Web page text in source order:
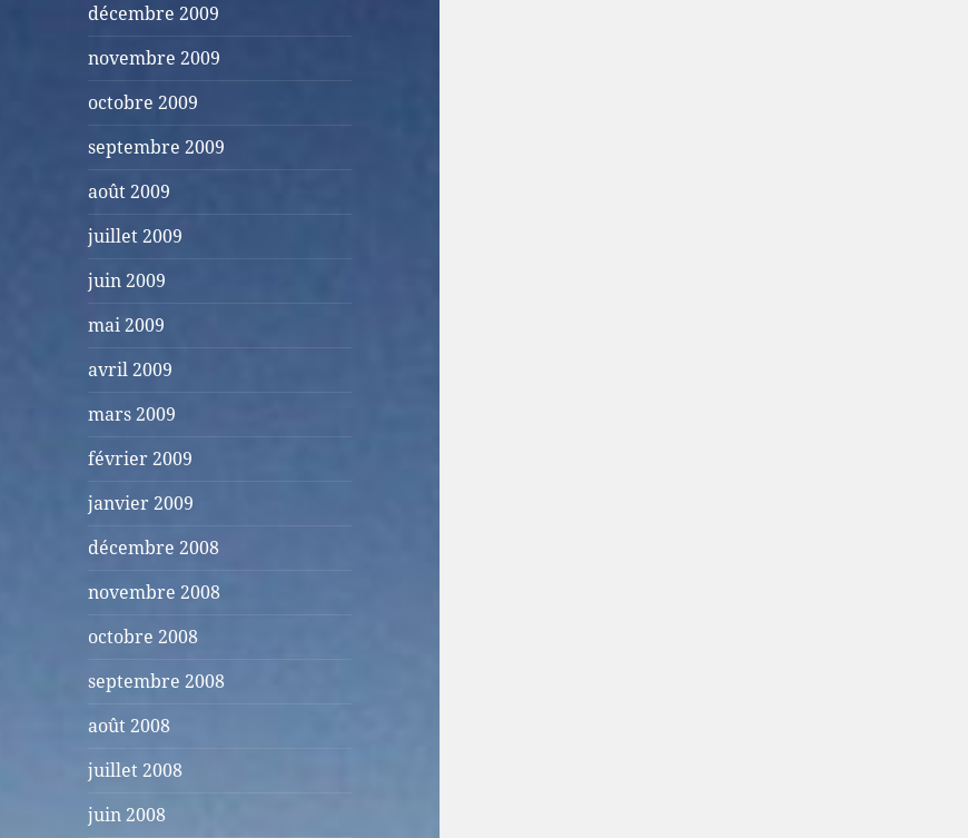
décembre 2009
novembre 2009
octobre 2009
septembre 2009
août 2009
juillet 2009
juin 2009
mai 2009
avril 2009
mars 2009
février 2009
janvier 2009
décembre 2008
novembre 2008
octobre 2008
septembre 2008
août 2008
juillet 2008
juin 2008